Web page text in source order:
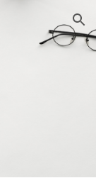
Skip to navigation